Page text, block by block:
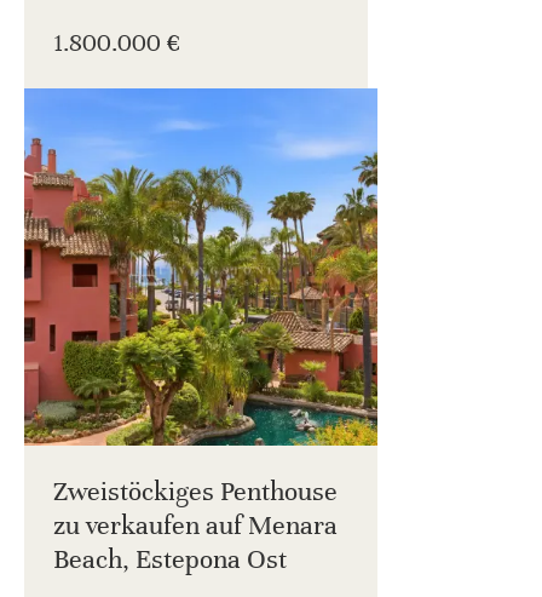
1.800.000 €
Zweistöckiges Penthouse
zu verkaufen auf Menara
Beach, Estepona Ost